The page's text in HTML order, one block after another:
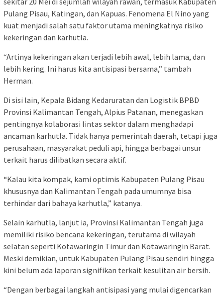
Pulang Pisau, Katingan, dan Kapuas. Fenomena El Nino yang
kuat menjadi salah satu faktor utama meningkatnya risiko
kekeringan dan karhutla.
“Artinya kekeringan akan terjadi lebih awal, lebih lama, dan
lebih kering. Ini harus kita antisipasi bersama,” tambah
Herman.
Di sisi lain, Kepala Bidang Kedaruratan dan Logistik BPBD
Provinsi Kalimantan Tengah, Alpius Patanan, menegaskan
pentingnya kolaborasi lintas sektor dalam menghadapi
ancaman karhutla. Tidak hanya pemerintah daerah, tetapi juga
perusahaan, masyarakat peduli api, hingga berbagai unsur
terkait harus dilibatkan secara aktif.
“Kalau kita kompak, kami optimis Kabupaten Pulang Pisau
khususnya dan Kalimantan Tengah pada umumnya bisa
terhindar dari bahaya karhutla,” katanya.
Selain karhutla, lanjut ia, Provinsi Kalimantan Tengah juga
memiliki risiko bencana kekeringan, terutama di wilayah
selatan seperti Kotawaringin Timur dan Kotawaringin Barat.
Meski demikian, untuk Kabupaten Pulang Pisau sendiri hingga
kini belum ada laporan signifikan terkait kesulitan air bersih.
“Dengan berbagai langkah antisipasi yang mulai digencarkan